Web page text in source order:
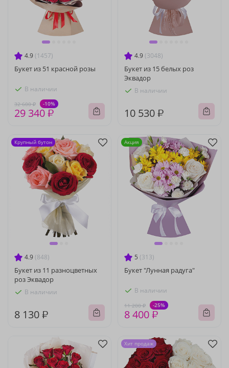
4.9 (1457)
Букет из 51 красной розы
В наличии
32 600 ₽ -10%
29 340 ₽
4.9 (3048)
Букет из 15 белых роз
Эквадор
В наличии
10 530 ₽
4.9 (848)
Букет из 11 разноцветных
роз Эквадор
В наличии
8 130 ₽
Крупный бутон
5 (313)
Букет "Лунная радуга"
В наличии
11 200 ₽ -25%
8 400 ₽
Акция
Хит продаж